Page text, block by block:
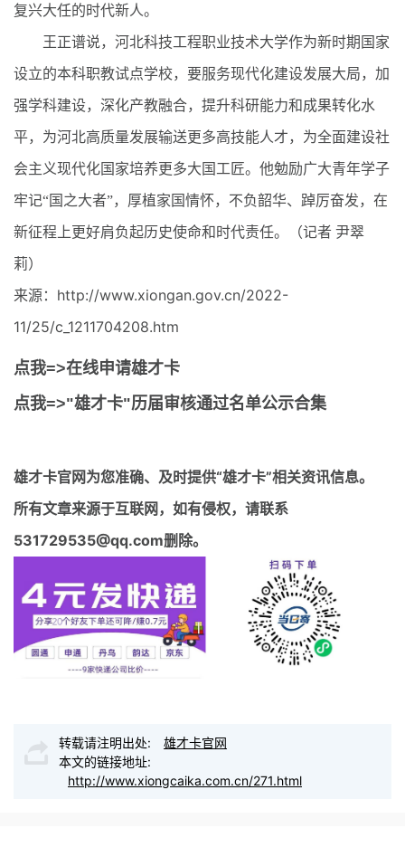
复兴大任的时代新人。
王正谱说，河北科技工程职业技术大学作为新时期国家
设立的本科职教试点学校，要服务现代化建设发展大局，加
强学科建设，深化产教融合，提升科研能力和成果转化水
平，为河北高质量发展输送更多高技能人才，为全面建设社
会主义现代化国家培养更多大国工匠。他勉励广大青年学子
牢记“国之大者”，厚植家国情怀，不负韶华、踔厉奋发，在
新征程上更好肩负起历史使命和时代责任。（记者 尹翠
莉）
来源：http://www.xiongan.gov.cn/2022-
11/25/c_1211704208.htm
点我=>在线申请雄才卡
点我=>"雄才卡"历届审核通过名单公示合集
雄才卡官网为您准确、及时提供“雄才卡”相关资讯信息。
所有文章来源于互联网，如有侵权，请联系
531729535@qq.com删除。
转载请注明出处:
雄才卡官网
本文的链接地址:
http://www.xiongcaika.com.cn/271.html